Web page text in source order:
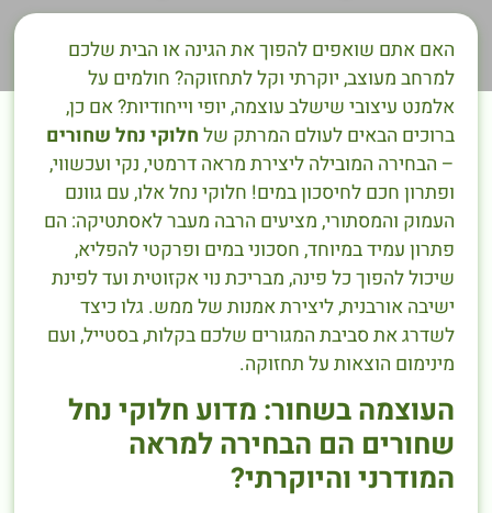
האם אתם שואפים להפוך את הגינה או הבית שלכם
למרחב מעוצב, יוקרתי וקל לתחזוקה? חולמים על
אלמנט עיצובי שישלב עוצמה, יופי וייחודיות? אם כן,
ברוכים הבאים לעולם המרתק של חלוקי נחל שחורים
– הבחירה המובילה ליצירת מראה דרמטי, נקי ועכשווי,
ופתרון חכם לחיסכון במים! חלוקי נחל אלו, עם גוונם
העמוק והמסתורי, מציעים הרבה מעבר לאסתטיקה: הם
פתרון עמיד במיוחד, חסכוני במים ופרקטי להפליא,
שיכול להפוך כל פינה, מבריכת נוי אקזוטית ועד לפינת
ישיבה אורבנית, ליצירת אמנות של ממש. גלו כיצד
לשדרג את סביבת המגורים שלכם בקלות, בסטייל, ועם
מינימום הוצאות על תחזוקה.
העוצמה בשחור: מדוע חלוקי נחל
שחורים הם הבחירה למראה
המודרני והיוקרתי?